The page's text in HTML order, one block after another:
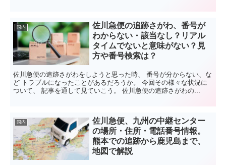
国内
佐川急便の追跡さがわ、番号が
わからない・該当なし？リアル
タイムでないと意味がない？見
方や番号検索は？
佐川急便の追跡さがわをしようと思った時、 番号が分からない、な
ど トラブルになったことがあるだろうか。 今回その様々な状況に
ついて、 記事を通して見ていこう。 佐川急便の追跡さがわの...
国内
佐川急便、九州の中継センター
の場所・住所・電話番号情報。
熊本での追跡から鹿児島まで、
地図で解説